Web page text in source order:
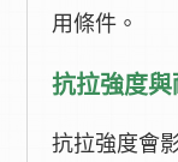
用條件。
抗拉強度
抗拉強度會